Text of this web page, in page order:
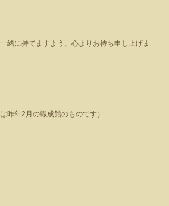
緒に持てますよう、心よりお待ち申し上げま
昨年2 月の織成館のものです）